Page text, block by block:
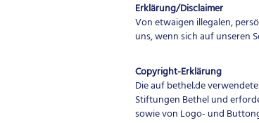
Erklärung/Disclaimer
Von etwaigen illegalen,
uns, wenn sich auf unseren
Copyright-Erklärung
Die auf bethel.de
Stiftungen Bethel und
sowie von Logo- und